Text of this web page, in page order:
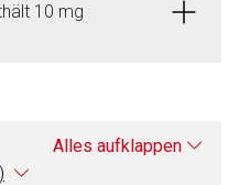
10 mg
Alles aufklappen